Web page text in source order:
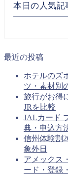
本日の人気記
最近の投稿
ホテルのズ
ツ・素材別
旅行がお得
JRを比較
JALカード
典・申込方
信州体験割
象外日
アメックス
ード・登録